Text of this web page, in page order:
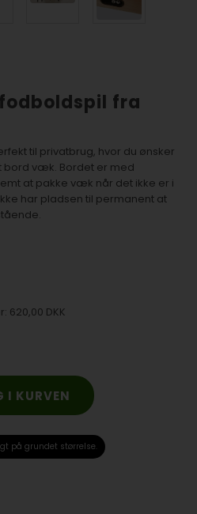
fra
til privatbrug, hvor du ønsker
bord væk. Bordet er med
at pakke væk når det ikke er i
har pladsen til permanent at
620,00 DKK
på grundet størrelse.